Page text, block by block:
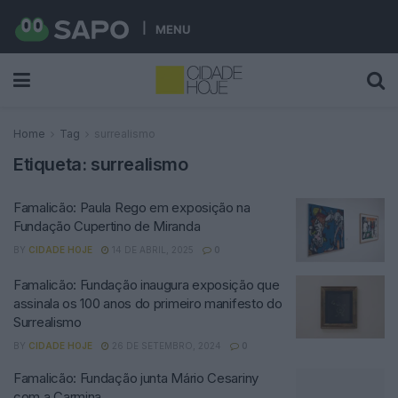
MENU
Home Tag surrealismo
Etiqueta: surrealismo
Famalicão: Paula Rego em exposição na
Fundação Cupertino de Miranda
BY CIDADE HOJE 14 DE ABRIL, 2025 0
Famalicão: Fundação inaugura exposição que
assinala os 100 anos do primeiro manifesto do
Surrealismo
BY CIDADE HOJE 26 DE SETEMBRO, 2024 0
Famalicão: Fundação junta Mário Cesariny